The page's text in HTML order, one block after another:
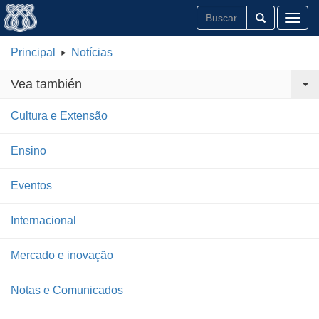
Principal Notícias
Vea también
Cultura e Extensão
Ensino
Eventos
Internacional
Mercado e inovação
Notas e Comunicados